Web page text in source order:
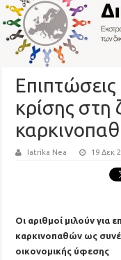
Επιπτώσεις
κρίσης
Iatrika Nea 19 Δεκ
Οι αριθμοί μιλούν για
καρκινοπαθών ως
οικονομικής ύφεσης